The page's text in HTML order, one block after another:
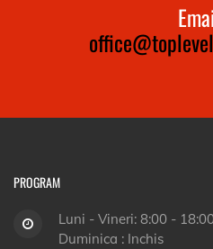
PROGRAM
Luni - Vineri: 8:00 -
Duminica : Inchis